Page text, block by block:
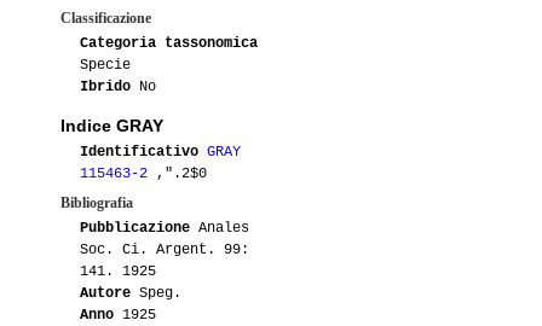
Classificazione
Categoria tassonomica
Specie
Ibrido No
Indice GRAY
Identificativo GRAY
115463-2 ,".2$0
Bibliografia
Pubblicazione Anales
Soc. Ci. Argent. 99:
141. 1925
Autore Speg.
Anno 1925